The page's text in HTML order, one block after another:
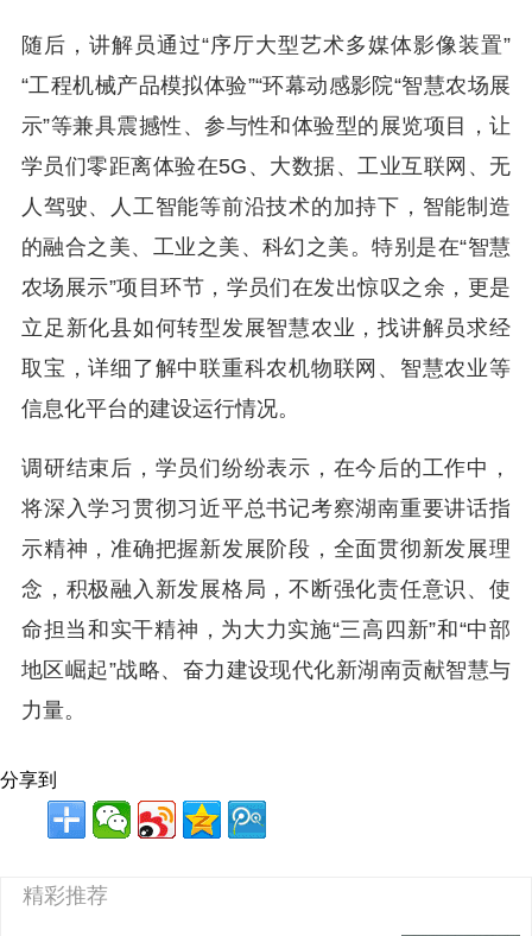
随后，讲解员通过“序厅大型艺术多媒体影像装置”
“工程机械产品模拟体验”“环幕动感影院“智慧农场展
示”等兼具震撼性、参与性和体验型的展览项目，让
学员们零距离体验在5G、大数据、工业互联网、无
人驾驶、人工智能等前沿技术的加持下，智能制造
的融合之美、工业之美、科幻之美。特别是在“智慧
农场展示”项目环节，学员们在发出惊叹之余，更是
立足新化县如何转型发展智慧农业，找讲解员求经
取宝，详细了解中联重科农机物联网、智慧农业等
信息化平台的建设运行情况。
调研结束后，学员们纷纷表示，在今后的工作中，
将深入学习贯彻习近平总书记考察湖南重要讲话指
示精神，准确把握新发展阶段，全面贯彻新发展理
念，积极融入新发展格局，不断强化责任意识、使
命担当和实干精神，为大力实施“三高四新”和“中部
地区崛起”战略、奋力建设现代化新湖南贡献智慧与
力量。
分享到
精彩推荐